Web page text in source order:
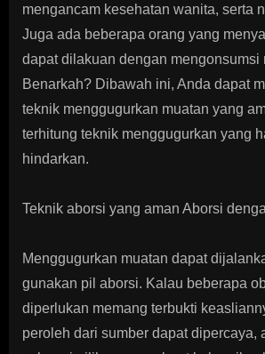
mengancam kesehatan wanita, serta
Juga ada beberapa orang yang
dapat dilakuan dengan mengonsumsi
Benarkah? Dibawah ini, Anda dapat
teknik menggugurkan muatan yang
terhitung teknik menggugurkan yang
hindarkan.
Teknik aborsi yang aman Aborsi
Menggugurkan muatan dapat
gunakan pil aborsi. Kalau beberapa
diperlukan memang terbukti
peroleh dari sumber dapat dipercaya,